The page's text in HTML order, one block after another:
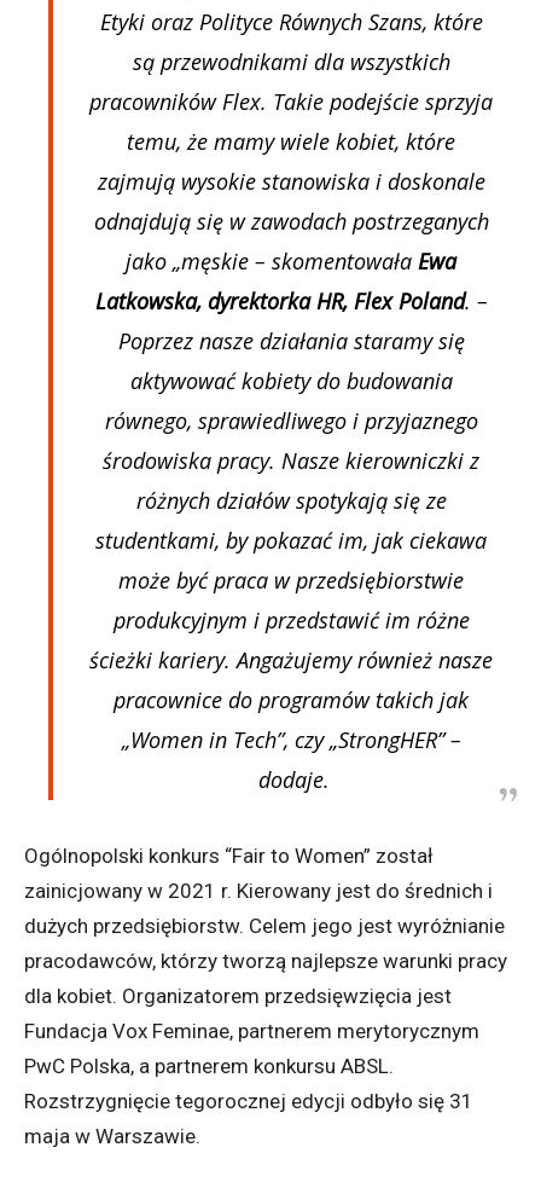
Etyki oraz Polityce Równych Szans, które
są przewodnikami dla wszystkich
pracowników Flex. Takie podejście sprzyja
temu, że mamy wiele kobiet, które
zajmują wysokie stanowiska i doskonale
odnajdują się w zawodach postrzeganych
jako „męskie – skomentowała Ewa
Latkowska, dyrektorka HR, Flex Poland. –
Poprzez nasze działania staramy się
aktywować kobiety do budowania
równego, sprawiedliwego i przyjaznego
środowiska pracy. Nasze kierowniczki z
różnych działów spotykają się ze
studentkami, by pokazać im, jak ciekawa
może być praca w przedsiębiorstwie
produkcyjnym i przedstawić im różne
ścieżki kariery. Angażujemy również nasze
pracownice do programów takich jak
„Women in Tech”, czy „StrongHER” –
dodaje.
Ogólnopolski konkurs “Fair to Women” został
zainicjowany w 2021 r. Kierowany jest do średnich i
dużych przedsiębiorstw. Celem jego jest wyróżnianie
pracodawców, którzy tworzą najlepsze warunki pracy
dla kobiet. Organizatorem przedsięwzięcia jest
Fundacja Vox Feminae, partnerem merytorycznym
PwC Polska, a partnerem konkursu ABSL.
Rozstrzygnięcie tegorocznej edycji odbyło się 31
maja w Warszawie.